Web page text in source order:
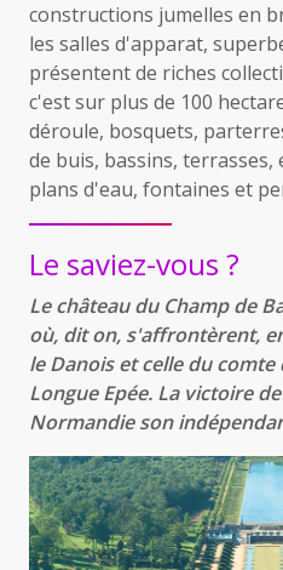
constructions jumelles en
les salles d'apparat,
présentent de riches
c'est sur plus de 100
déroule, bosquets,
de buis, bassins, terrasses,
plans d'eau, fontaines et
Le saviez-vous ?
Le château du Champ de
où, dit on, s'affrontèrent,
le Danois et celle du
Longue Epée. La victoire
Normandie son